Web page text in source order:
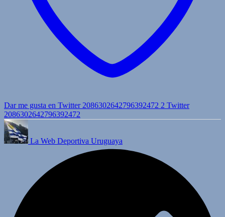
Dar me gusta en Twitter 2086302642796392472 2 Twitter
2086302642796392472
La Web Deportiva Uruguaya